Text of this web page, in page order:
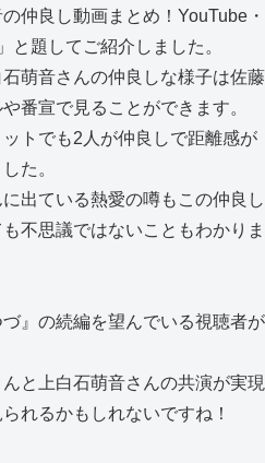
仲良し動画まとめ！YouTube・
と題してご紹介しました。
萌音さんの仲良しな様子は佐藤
番宣で見ることができます。
トでも2人が仲良しで距離感が
た。
出ている熱愛の噂もこの仲良し
不思議ではないこともわかりま
』の続編を望んでいる視聴者が
と上白石萌音さんの共演が実現
れるかもしれないですね！